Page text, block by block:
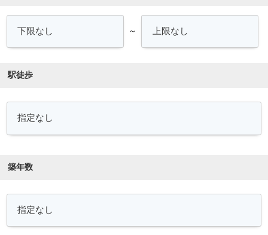
～
駅徒歩
築年数